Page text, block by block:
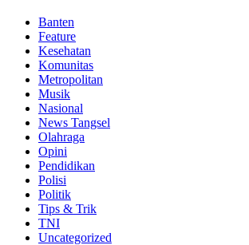
Banten
Feature
Kesehatan
Komunitas
Metropolitan
Musik
Nasional
News Tangsel
Olahraga
Opini
Pendidikan
Polisi
Politik
Tips & Trik
TNI
Uncategorized